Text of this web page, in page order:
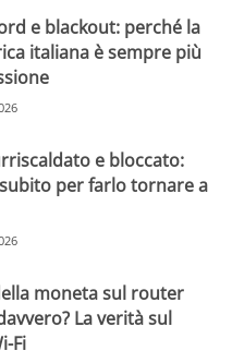
e blackout: perché la
italiana è sempre più
e bloccato:
per farlo tornare a
moneta sul router
La verità sul
Fi